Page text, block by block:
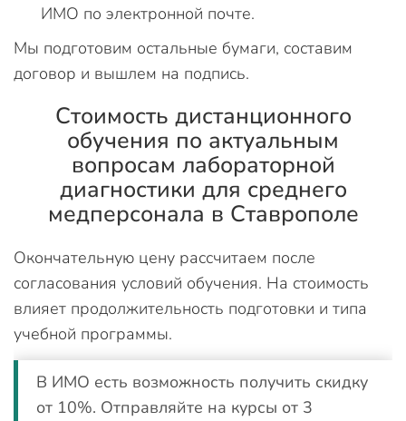
ИМО по электронной почте.
Мы подготовим остальные бумаги, составим
договор и вышлем на подпись.
Стоимость дистанционного
обучения по актуальным
вопросам лабораторной
диагностики для среднего
медперсонала в Ставрополе
Окончательную цену рассчитаем после
согласования условий обучения. На стоимость
влияет продолжительность подготовки и типа
учебной программы.
В ИМО есть возможность получить скидку
от 10%. Отправляйте на курсы от 3